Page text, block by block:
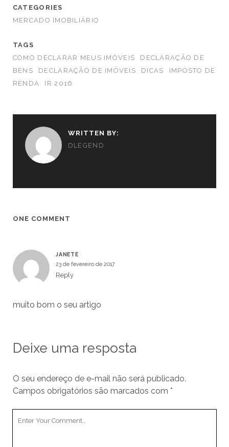
CATEGORIES
MERCADO IMOBILIÁRIO
TAGS
COMO DECLARAR MEUS IMÓVEIS
DECLARAÇÃO DE
BENS
DECLARAÇÃO DE IMÓVEIS DICAS
IMPOSTO DE
RENDA
IR 2016
WRITTEN BY:
DLEGEND
ONE COMMENT
JANETE
23 de fevereiro de 2017
Reply
muito bom o seu artigo
Deixe uma resposta
O seu endereço de e-mail não será publicado.
Campos obrigatórios são marcados com *